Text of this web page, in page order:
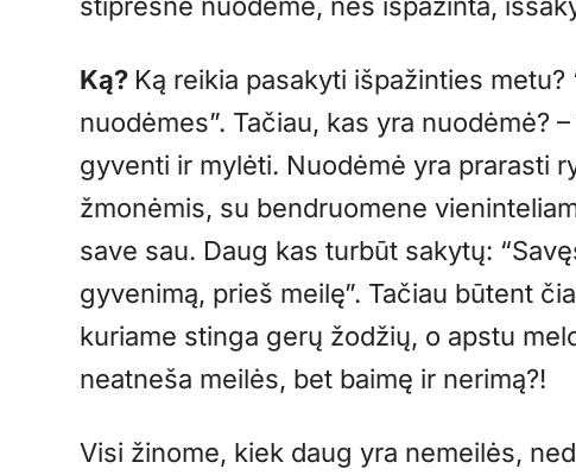
Ką? Ką reikia pasakyti išpažinties
nuodėmes”. Tačiau, kas yra nuodėmė?
gyventi ir mylėti. Nuodėmė yra prarasti
žmonėmis, su bendruomene
save sau. Daug kas turbūt sakytų:
gyvenimą, prieš meilę”. Tačiau būtent
kuriame stinga gerų žodžių, o apstu
neatneša meilės, bet baimę ir nerimą?!
Visi žinome, kiek daug yra nemeilės,